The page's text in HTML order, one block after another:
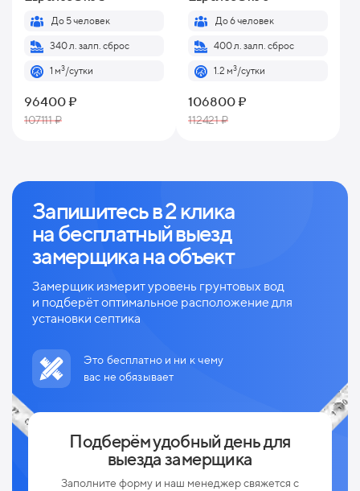
До 5 человек
340 л. залп. сброс
1 м3/сутки
96400 ₽
107111 ₽
До 6 человек
400 л. залп. сброс
1.2 м3/сутки
106800 ₽
112421 ₽
Запишитесь в 2 клика
набесплатный выезд
замерщика на объект
Замерщик измерит уровень грунтовых вод
и подберёт оптимальное расположение для
установки септика
Это бесплатно и ни к чему
вас не обязывает
Подберём удобный день для
выезда замерщика
Заполните форму и наш менеджер свяжется с